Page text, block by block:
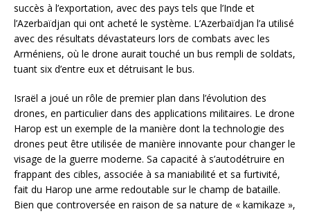
succès à l’exportation, avec des pays tels que l’Inde et
l’Azerbaïdjan qui ont acheté le système. L’Azerbaïdjan l’a utilisé
avec des résultats dévastateurs lors de combats avec les
Arméniens, où le drone aurait touché un bus rempli de soldats,
tuant six d’entre eux et détruisant le bus.
Israël a joué un rôle de premier plan dans l’évolution des
drones, en particulier dans des applications militaires. Le drone
Harop est un exemple de la manière dont la technologie des
drones peut être utilisée de manière innovante pour changer le
visage de la guerre moderne. Sa capacité à s’autodétruire en
frappant des cibles, associée à sa maniabilité et sa furtivité,
fait du Harop une arme redoutable sur le champ de bataille.
Bien que controversée en raison de sa nature de « kamikaze »,